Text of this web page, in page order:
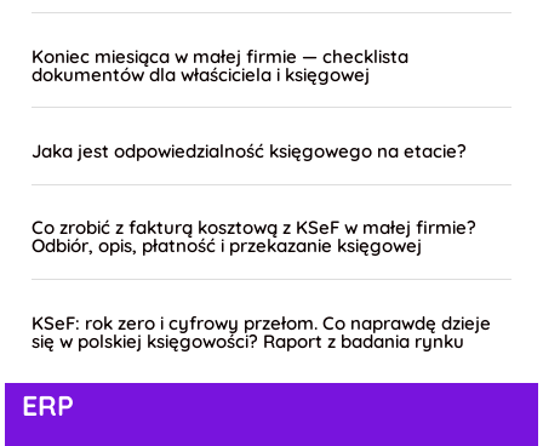
Koniec miesiąca w małej firmie — checklista
dokumentów dla właściciela i księgowej
Jaka jest odpowiedzialność księgowego na etacie?
Co zrobić z fakturą kosztową z KSeF w małej firmie?
Odbiór, opis, płatność i przekazanie księgowej
KSeF: rok zero i cyfrowy przełom. Co naprawdę dzieje
się w polskiej księgowości? Raport z badania rynku
ERP